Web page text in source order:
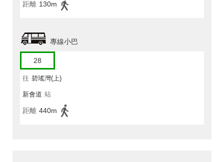
距離 130m
專線小巴
28
往 碧瑤灣(上)
新會道 站
距離 440m